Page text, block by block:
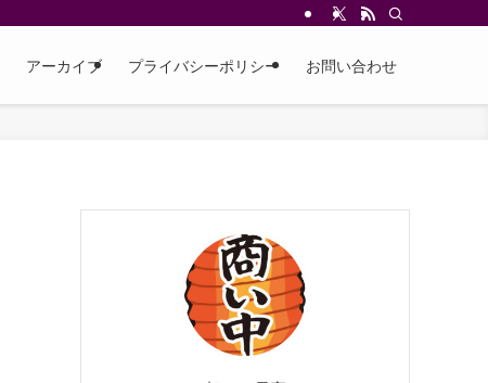
アーカイブ プライバシーポリシー お問い合わせ